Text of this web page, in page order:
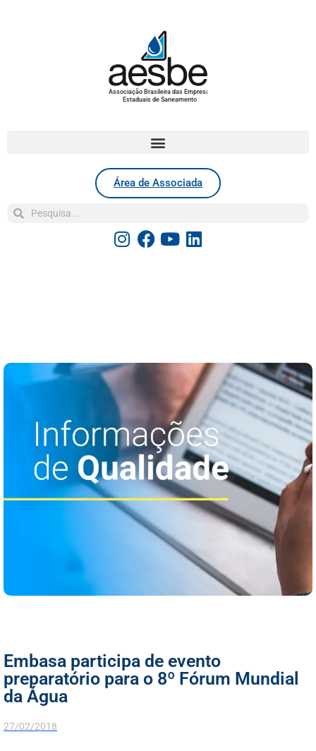
Associação Brasileira das Empresas
Estaduais de Saneamento
Área de Associada
Embasa participa de evento
preparatório para o 8º Fórum Mundial
da Água
27/02/2018